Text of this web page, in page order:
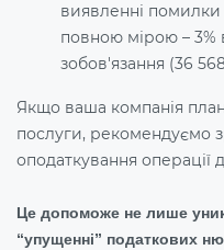
виявленні
повною мірою – 3%
зобов'язання (36
Якщо ваша компанія
послуги, рекомендуємо
оподаткування операції
Це допоможе не лише
“упущенні” податкових